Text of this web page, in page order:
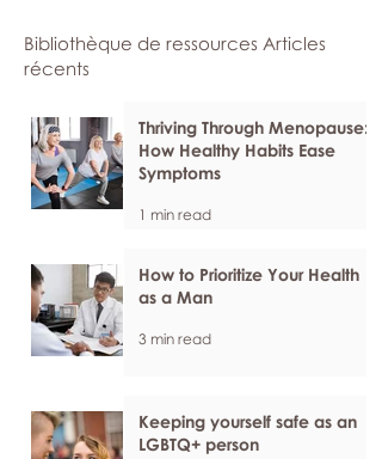
Bibliothèque de ressources Articles
récents
Thriving Through Menopause:
How Healthy Habits Ease
Symptoms
1 min read
How to Prioritize Your Health
as a Man
3 min read
Keeping yourself safe as an
LGBTQ+ person